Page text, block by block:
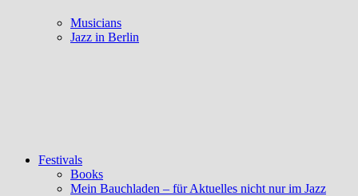
Musicians
Jazz in Berlin
Festivals
Books
Mein Bauchladen – für Aktuelles nicht nur im Jazz